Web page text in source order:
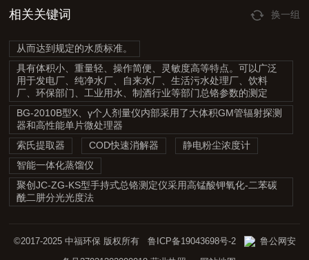
相关关键词 换一组
从而达到规定的水质标准。
具有体积小、重量轻、操作简便、灵敏度高等特点。可以广泛
用于发电厂、纯净水厂、自来水厂、生活污水处理厂、饮料
厂、环保部门、工业用水、制酒行业等部门总铬参数的测定
BG-2010B型X、γ个人剂量仪内部采用了大体积GM管辐射探测
器和高性能单片微处理器
索氏提取器
COD快速消解器
静电粉尘浓度计
智能一体化蒸馏仪
聚创JC-ZG-KS型手持式总铬测定仪采用高锰酸钾氧化-二苯碳
酰二肼分光光度法
©2017-2025 中福环保 版权所有 鲁ICP备19043698号-2
鲁公网安